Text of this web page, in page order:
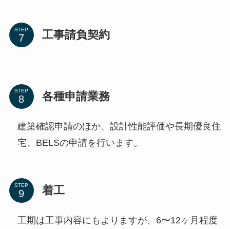
STEP 工事請負契約
STEP 各種申請業務
建築確認申請のほか、設計性能評価や長期優良住
宅、BELSの申請を行います。
STEP 着工
工期は工事内容にもよりますが、6〜12ヶ月程度